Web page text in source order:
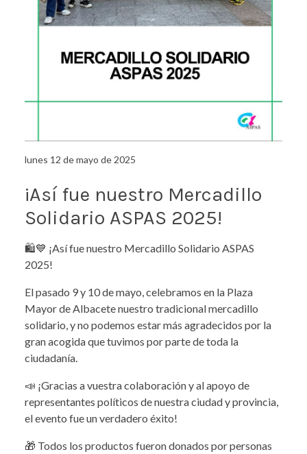
lunes 12 de mayo de 2025
¡Así fue nuestro Mercadillo
Solidario ASPAS 2025!
🛍️💙 ¡Así fue nuestro Mercadillo Solidario ASPAS
2025!
El pasado 9 y 10 de mayo, celebramos en la Plaza
Mayor de Albacete nuestro tradicional mercadillo
solidario, y no podemos estar más agradecidos por la
gran acogida que tuvimos por parte de toda la
ciudadanía.
📣 ¡Gracias a vuestra colaboración y al apoyo de
representantes políticos de nuestra ciudad y provincia,
el evento fue un verdadero éxito!
🎁 Todos los productos fueron donados por personas